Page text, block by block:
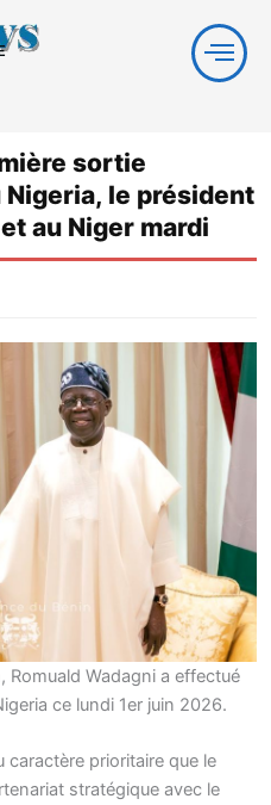
sortie
le président
au Niger mardi
Romuald Wadagni a effectué
ce lundi 1er juin 2026.
prioritaire que le
stratégique avec le